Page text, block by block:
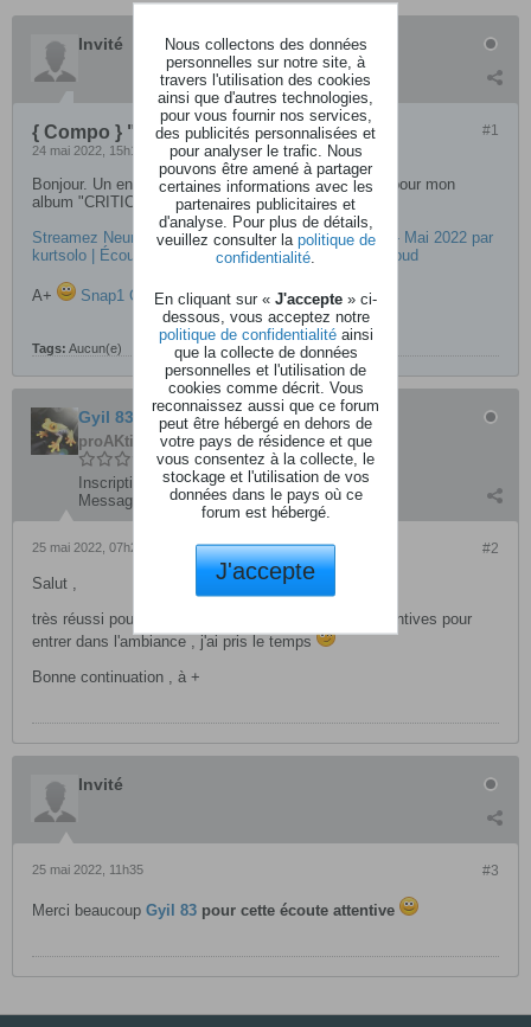
Invité
#1
{ Compo } " Neural Connections "
24 mai 2022, 15h10
Bonjour. Un enregistrement davantage expérimental pour mon
album "CRITICAL MIND"
Streamez Neural Connections - Romain Deschamps - Mai 2022 par
kurtsolo | Écoutez en ligne gratuitement sur SoundCloud
A+ Snap1 CRITICAL MIND.png
Tags: Aucun(e)
Gyil 83
proAKtif
Inscription:
février 2020
Messages:
134
#2
25 mai 2022, 07h26
Salut ,
très réussi pour de l'expérimental ; deux écoutes attentives pour
entrer dans l'ambiance , j'ai pris le temps
Bonne continuation , à +
Invité
#3
25 mai 2022, 11h35
Merci beaucoup Gyil 83 pour cette écoute attentive
Nous collectons des données
personnelles sur notre site, à
travers l'utilisation des cookies
ainsi que d'autres technologies,
pour vous fournir nos services,
des publicités personnalisées et
pour analyser le trafic. Nous
pouvons être amené à partager
certaines informations avec les
partenaires publicitaires et
d'analyse. Pour plus de détails,
veuillez consulter la politique de
confidentialité
En cliquant sur « J'accepte » ci-
dessous, vous acceptez notre
politique de confidentialitéainsi
que la collecte de données
personnelles et l'utilisation de
cookies comme décrit. Vous
reconnaissez aussi que ce forum
peut être hébergé en dehors de
votre pays de résidence et que
vous consentez à la collecte, le
stockage et l'utilisation de vos
données dans le pays où ce
forum est hébergé.
J'accepte